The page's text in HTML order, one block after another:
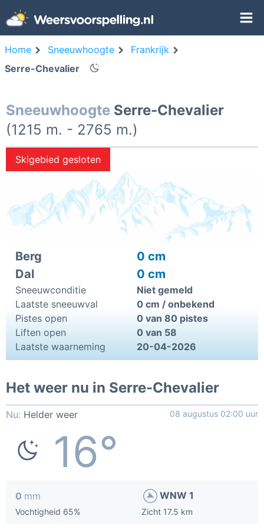
Home Sneeuwhoogte
Frankrijk
Serre-Chevalier
Sneeuwhoogte Serre-Chevalier
(1215 m. - 2765 m.)
Skigebied gesloten
Berg
0 cm
Dal
0 cm
Sneeuwconditie
Niet gemeld
Laatste sneeuwval
0 cm / onbekend
Pistes open
0 van 80 pistes
Liften open
0 van 58
Laatste waarneming
20-04-2026
Het weer nu in Serre-Chevalier
Nu: Helder weer 08 augustus 02:00 uur
16°
0 mm
Vochtigheid 65%
WNW 1
Zicht 17.5 km